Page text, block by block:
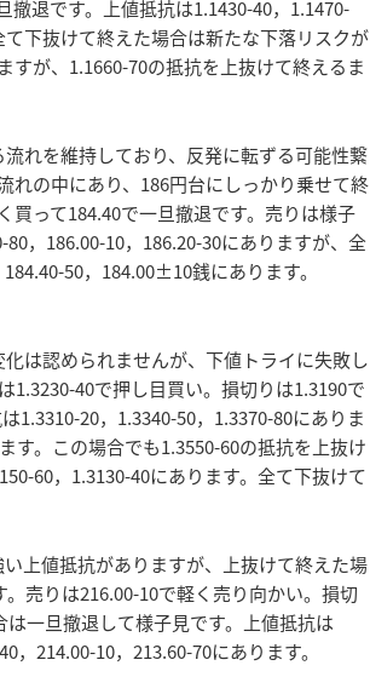
退です。上値抵抗は1.1430-40，1.1470-
下抜けて終えた場合は新たな下落リスクが
すが、1.1660-70の抵抗を上抜けて終えるま
れを維持しており、反発に転ずる可能性繋
れの中にあり、186円台にしっかり乗せて終
買って184.40で一旦撤退です。売りは様子
，186.00-10，186.20-30にありますが、全
50，184.00±10銭にあります。
は認められませんが、下値トライに失敗し
1.3230-40で押し目買い。損切りは1.3190で
1.3310-20，1.3340-50，1.3370-80にありま
す。この場合でも1.3550-60の抵抗を上抜け
60，1.3130-40にあります。全て下抜けて
上値抵抗がありますが、上抜けて終えた場
売りは216.00-10で軽く売り向かい。損切
一旦撤退して様子見です。上値抵抗は
214.00-10，213.60-70にあります。